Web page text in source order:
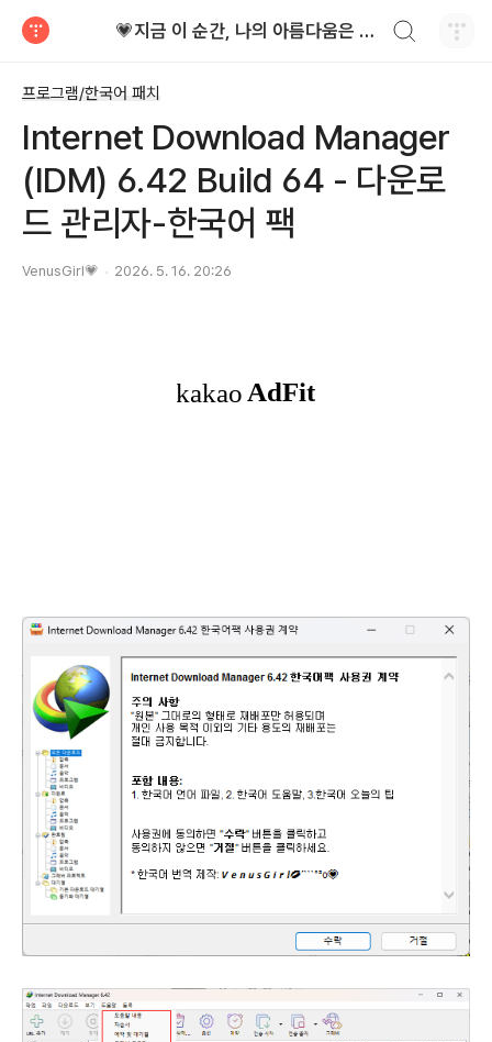
💗지금 이 순간, 나의 아름다움은 가장 빛난다!
프로그램/한국어 패치
Internet Download Manager
(IDM) 6.42 Build 64 - 다운로
드 관리자-한국어 팩
VenusGirl💗 2026. 5. 16. 20:26